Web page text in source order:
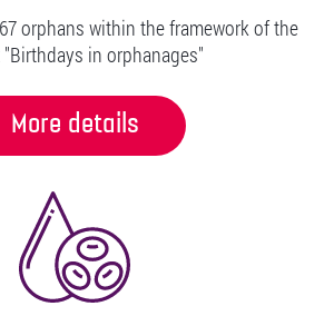
orphans within the framework of the
in orphanages"
More details